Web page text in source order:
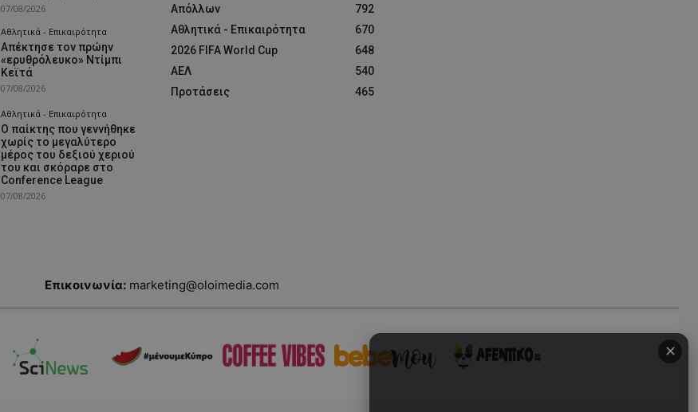
07/08/2026
Αθλητικά - Επικαιρότητα
Απέκτησε τον πρώην
«ερυθρόλευκο» Ντίμπι
Κεϊτά
07/08/2026
Αθλητικά - Επικαιρότητα
Ο παίκτης που γεννήθηκε
χωρίς το μεγαλύτερο
μέρος του δεξιού χεριού
του και σκόραρε στο
Conference League
07/08/2026
Απόλλων
792
Αθλητικά - Επικαιρότητα
670
2026 FIFA World Cup
648
ΑΕΛ
540
Προτάσεις
465
Επικοινωνία: marketing@oloimedia.com
✕